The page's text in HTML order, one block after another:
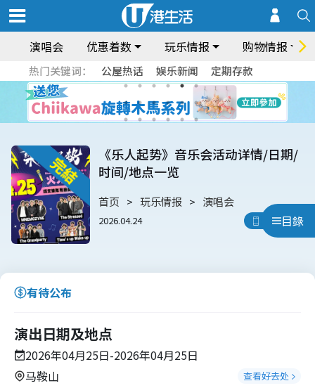
演唱会 优惠着数 玩乐情报 购物情报
热门关键词： 公屋热话 娱乐新闻 定期存款
目錄
《乐人起势》音乐会活动详情/日期/
时间/地点一览
首页 玩乐情报 演唱会
2026.04.24 用App睇
有待公布
演出日期及地点
2026年04月25日-2026年04月25日
马鞍山
查看好去处